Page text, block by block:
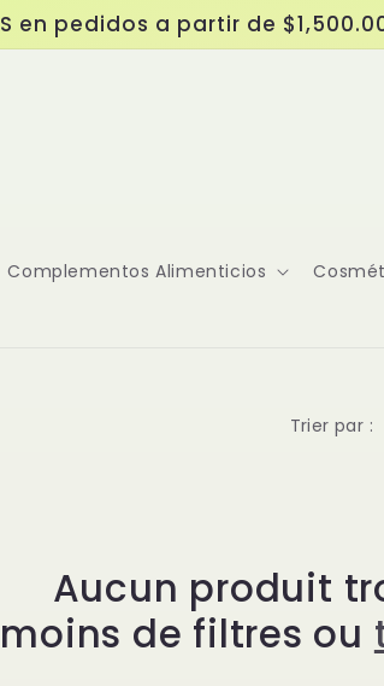
en pedidos a partir de $1,500.00
Complementos Alimenticios
Trier par :
Aucun produit
de filtres ou